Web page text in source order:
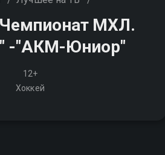
МХЛ.
-"АКМ-Юниор"
12+
Хоккей